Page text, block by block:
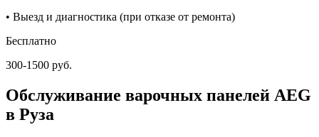
• Выезд и диагностика (при отказе от ремонта)
Бесплатно
300-1500 руб.
Обслуживание варочных панелей AEG
в Руза